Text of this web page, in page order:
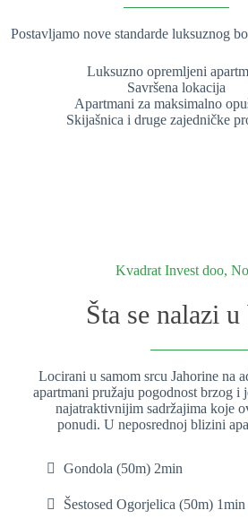
Postavljamo nove standarde luksuznog
Luksuzno opremljeni
Savršena lokacija
Apartmani za maksimalno
Skijašnica i druge zajedničke
Kvadrat Invest doo,
Šta se nalazi
Locirani u samom srcu Jahorine na
apartmani pružaju pogodnost brzog i
najatraktivnijim sadržajima koje
ponudi. U neposrednoj blizini
Gondola (50m) 2min
Šestosed Ogorjelica (50m) 1min